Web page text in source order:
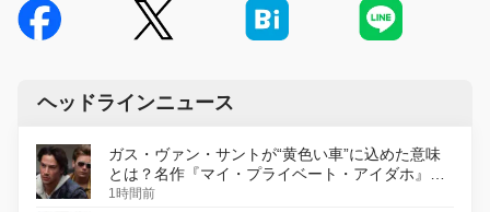
ヘッドラインニュース
ガス・ヴァン・サントが“黄色い車”に込めた意味
とは？名作『マイ・プライベート・アイダホ』が
初のデジタルリマスター版で復活
1時間前